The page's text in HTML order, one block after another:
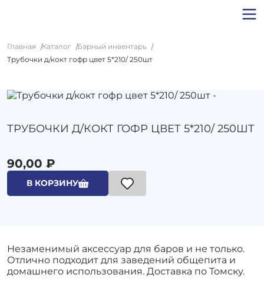
Главная Каталог
Барный инвентарь
Трубочки д/кокт гофр цвет 5*210/ 250шт
ТРУБОЧКИ Д/КОКТ ГОФР ЦВЕТ 5*210/ 250ШТ
90,00 ₽
В КОРЗИНУ
Незаменимый аксессуар для баров и не только.
Отлично подходит для заведений общепита и
домашнего использования. Доставка по Томску.